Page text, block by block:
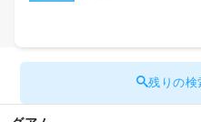
残りの検